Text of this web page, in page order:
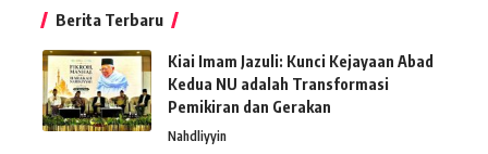
Berita Terbaru
Kiai Imam Jazuli: Kunci Kejayaan Abad
Kedua NU adalah Transformasi
Pemikiran dan Gerakan
Nahdliyyin